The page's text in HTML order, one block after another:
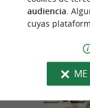
audiencia.
cuyas